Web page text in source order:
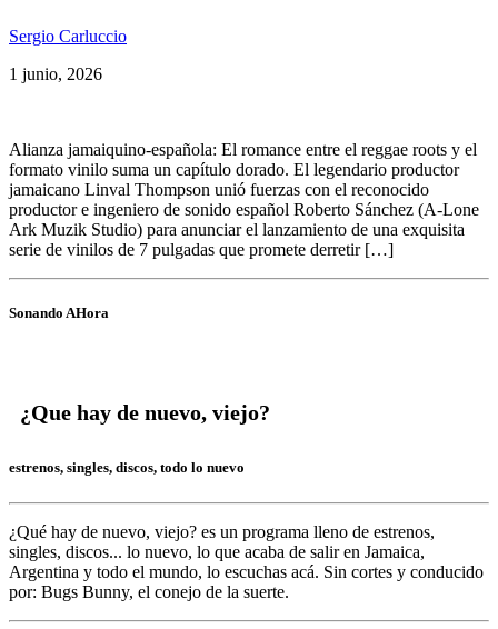
Sergio Carluccio
1 junio, 2026
Alianza jamaiquino-española: El romance entre el reggae roots y el
formato vinilo suma un capítulo dorado. El legendario productor
jamaicano Linval Thompson unió fuerzas con el reconocido
productor e ingeniero de sonido español Roberto Sánchez (A-Lone
Ark Muzik Studio) para anunciar el lanzamiento de una exquisita
serie de vinilos de 7 pulgadas que promete derretir […]
Sonando AHora
¿Que hay de nuevo, viejo?
estrenos, singles, discos, todo lo nuevo
¿Qué hay de nuevo, viejo? es un programa lleno de estrenos,
singles, discos... lo nuevo, lo que acaba de salir en Jamaica,
Argentina y todo el mundo, lo escuchas acá. Sin cortes y conducido
por: Bugs Bunny, el conejo de la suerte.